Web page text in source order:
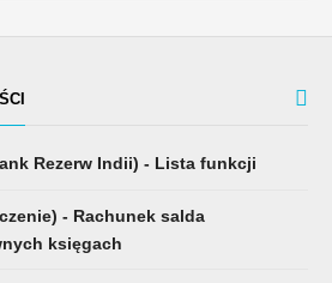
Rezerw Indii) - Lista funkcji
- Rachunek salda
księgach